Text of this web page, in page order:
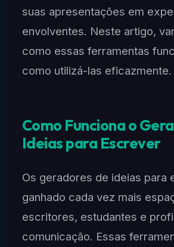
suas apresentações em
envolventes. Neste artigo,
como essas ferramentas
como utilizá-las eficazmente.
Como Funciona o
Ideias para Escrever
Os geradores de ideias para
ganhado cada vez mais
escritores, estudantes e
comunicação. Essas